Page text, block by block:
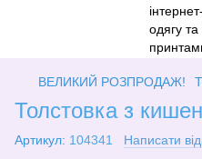
ВЕЛИКИЙ РОЗПРОДАЖ!
Толстовка з
Артикул: 104341 Написати